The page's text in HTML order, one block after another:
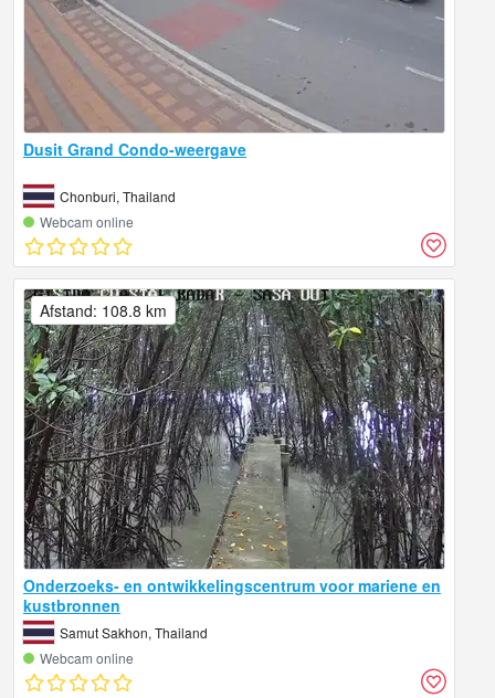
Dusit Grand Condo-weergave
Chonburi, Thailand
Webcam online
Onderzoeks- en ontwikkelingscentrum voor mariene en
kustbronnen
Samut Sakhon, Thailand
Webcam online
Afstand: 108.8 km